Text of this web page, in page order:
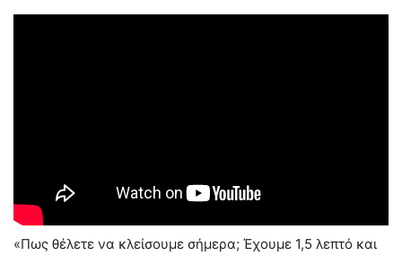
«Πως θέλετε να κλείσουμε σήμερα; Έχουμε 1,5 λεπτό και